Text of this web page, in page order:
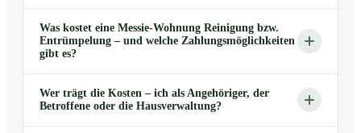
Was kostet eine Messie-Wohnung Reinigung bzw.
Entrümpelung – und welche Zahlungsmöglichkeiten
gibt es?
Wer trägt die Kosten – ich als Angehöriger, der
Betroffene oder die Hausverwaltung?